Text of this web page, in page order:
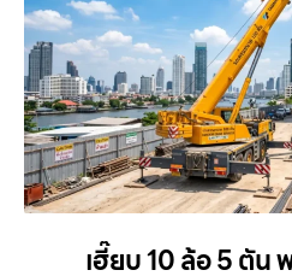
เฮี๊ยบ 10 ล้อ 5 ตัน